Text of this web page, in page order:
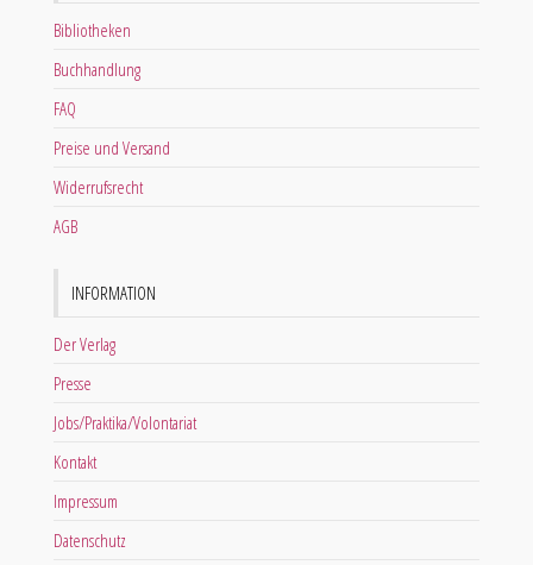
Bibliotheken
Buchhandlung
FAQ
Preise und Versand
Widerrufsrecht
AGB
INFORMATION
Der Verlag
Presse
Jobs/Praktika/Volontariat
Kontakt
Impressum
Datenschutz